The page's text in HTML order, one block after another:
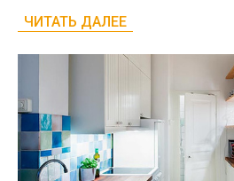
ЧИТАТЬ ДАЛЕЕ